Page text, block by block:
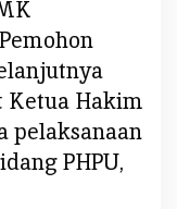
Ketua Hakim
pelaksanaan
PHPU,